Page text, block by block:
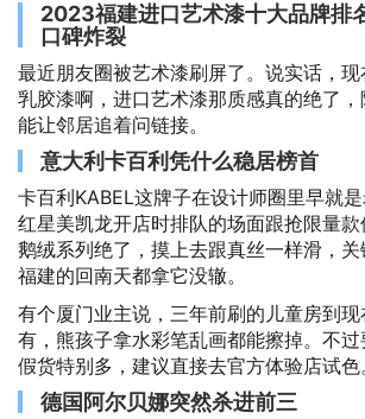
2023福建进口艺术漆十大品牌排
口碑炸裂
最近朋友圈被艺术漆刷屏了。说实话，
乳胶漆啊，进口艺术漆那质感真的绝了
能让邻居追着问链接。
意大利卡百利凭什么稳居榜首
卡百利KABEL这牌子在设计师圈里早就
红星美凯龙开店时排队的场面跟抢限量
鹅绒系列绝了，摸上去跟真丝一样滑，
福建的回南天都拿它没辙。
有个厦门业主说，三年前刷的儿童房到
有，熊孩子拿水彩笔乱画都能擦掉。不
假货特别多，建议直接去官方体验店试色
德国阿尔贝娜突然杀进前三